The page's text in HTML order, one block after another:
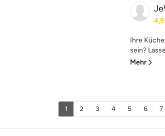
4,9
Ihre
sein?
Mehr
1 2 3 4 5 6 7